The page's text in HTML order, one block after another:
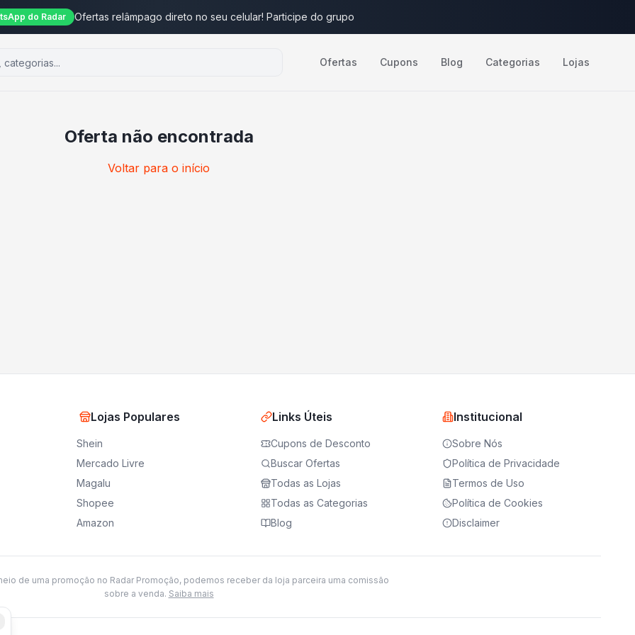
do Radar Ofertas relâmpago direto no seu celular! Participe do grupo
Ofertas Cupons Blog Categorias Lojas
Oferta não encontrada
Voltar para o início
Lojas Populares
Shein
Mercado Livre
Magalu
Shopee
Amazon
Links Úteis
Cupons de Desconto
Buscar Ofertas
Todas as Lojas
Todas as Categorias
Blog
Institucional
Sobre Nós
Política de Privacidade
Termos de Uso
Política de Cookies
Disclaimer
de uma promoção no Radar Promoção, podemos receber da loja parceira uma comissão
sobre a venda. Saiba mais